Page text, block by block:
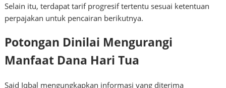
Selain itu, terdapat tarif progresif tertentu sesuai ketentuan
perpajakan untuk pencairan berikutnya.
Potongan Dinilai Mengurangi
Manfaat Dana Hari Tua
Said Iqbal mengungkapkan informasi yang diterima